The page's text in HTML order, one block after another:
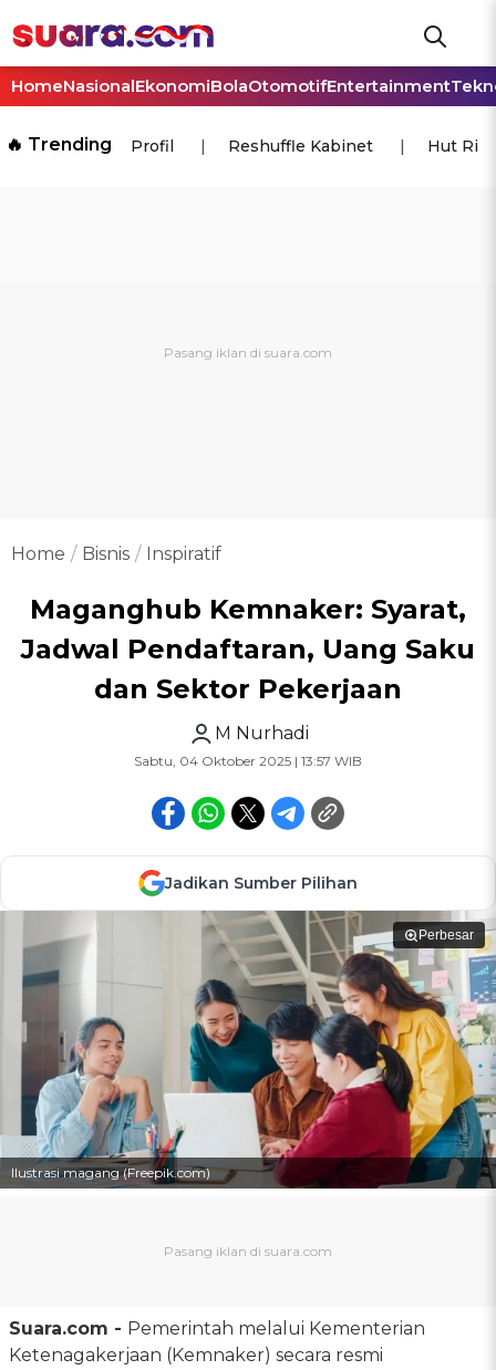
HomeNasionalEkonomiBolaOtomotifEntertainment
🔥 Trending Profil Reshuffle Kabinet Hut Ri
Home Bisnis Inspiratif
Maganghub Kemnaker: Syarat,
Jadwal Pendaftaran, Uang Saku
dan Sektor Pekerjaan
M Nurhadi
Sabtu, 04 Oktober 2025 | 13:57 WIB
Jadikan Sumber Pilihan
Perbesar
Ilustrasi magang (Freepik.com)
Suara.com - Pemerintah melalui Kementerian
Ketenagakerjaan (Kemnaker) secara resmi